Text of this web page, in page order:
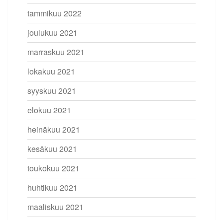
tammikuu 2022
joulukuu 2021
marraskuu 2021
lokakuu 2021
syyskuu 2021
elokuu 2021
heinäkuu 2021
kesäkuu 2021
toukokuu 2021
huhtikuu 2021
maaliskuu 2021